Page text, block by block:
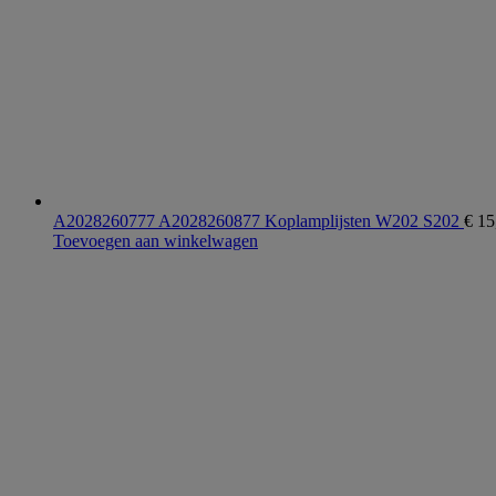
A2028260777 A2028260877 Koplamplijsten W202 S202 €
Toevoegen aan winkelwagen